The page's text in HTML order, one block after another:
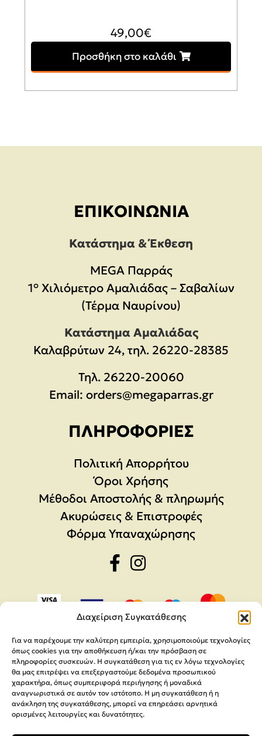
Διαχείριση Συγκατάθεσης
Για να παρέχουμε την καλύτερη εμπειρία, χρησιμοποιούμε τεχνολογίες
όπως cookies για την αποθήκευση ή/και την πρόσβαση σε
πληροφορίες συσκευών. Η συγκατάθεση για τις εν λόγω τεχνολογίες
θα μας επιτρέψει να επεξεργαστούμε δεδομένα προσωπικού
χαρακτήρα, όπως συμπεριφορά περιήγησης ή μοναδικά
αναγνωριστικά σε αυτόν τον ιστότοπο. Η μη συγκατάθεση ή η
ανάκληση της συγκατάθεσης, μπορεί να επηρεάσει αρνητικά
ορισμένες λειτουργίες και δυνατότητες.
49,00€
Προσθήκη στο καλάθι
ΕΠΙΚΟΙΝΩΝΊΑ
Κατάστημα & Έκθεση
MEGA Παρράς
1° Χιλιόμετρο Αμαλιάδας – Σαβαλίων
(Τέρμα Ναυρίνου)
Κατάστημα Αμαλιάδας
Καλαβρύτων 24, τηλ. 26220-28385
Τηλ. 26220-20060
Email: orders@megaparras.gr
ΠΛΗΡΟΦΟΡΊΕΣ
Πολιτική Απορρήτου
Όροι Χρήσης
Μέθοδοι Αποστολής & πληρωμής
Ακυρώσεις & Επιστροφές
Φόρμα Υπαναχώρησης